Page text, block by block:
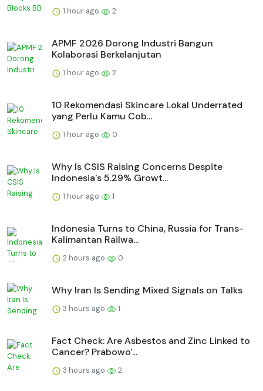
1 hour ago 2
APMF 2026 Dorong Industri Bangun
Kolaborasi Berkelanjutan
1 hour ago 2
10 Rekomendasi Skincare Lokal Underrated
yang Perlu Kamu Cob...
1 hour ago 0
Why Is CSIS Raising Concerns Despite
Indonesia's 5.29% Growt...
1 hour ago 1
Indonesia Turns to China, Russia for Trans-
Kalimantan Railwa...
2 hours ago 0
Why Iran Is Sending Mixed Signals on Talks
3 hours ago 1
Fact Check: Are Asbestos and Zinc Linked to
Cancer? Prabowo'...
3 hours ago 2